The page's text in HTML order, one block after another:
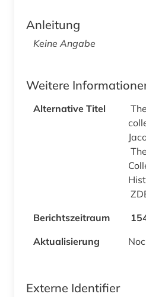
Anleitung
Keine Angabe
Weitere
Alternative Titel
Berichtszeitraum
Aktualisierung
Externe Identifier